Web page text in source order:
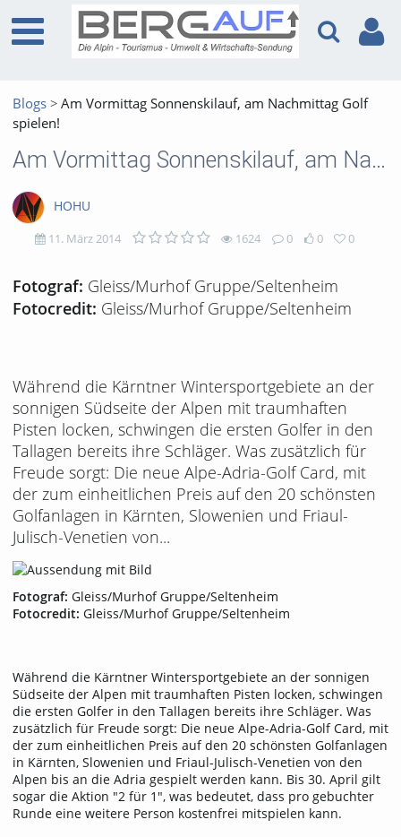
Blogs
Am Vormittag Sonnenskilauf, am Nachmittag Golf
spielen!
Am Vormittag Sonnenskilauf, am Nachmittag Golf spielen!
HOHU
11. März 2014 1624
1624
views
0
Kommentare
0
likes
0
favorites
Fotograf: Gleiss/Murhof Gruppe/Seltenheim
Fotocredit: Gleiss/Murhof Gruppe/Seltenheim
Während die Kärntner Wintersportgebiete an der
sonnigen Südseite der Alpen mit traumhaften
Pisten locken, schwingen die ersten Golfer in den
Tallagen bereits ihre Schläger. Was zusätzlich für
Freude sorgt: Die neue Alpe-Adria-Golf Card, mit
der zum einheitlichen Preis auf den 20 schönsten
Golfanlagen in Kärnten, Slowenien und Friaul-
Julisch-Venetien von...
Fotograf: Gleiss/Murhof Gruppe/Seltenheim
Fotocredit: Gleiss/Murhof Gruppe/Seltenheim
Während die Kärntner Wintersportgebiete an der sonnigen
Südseite der Alpen mit traumhaften Pisten locken, schwingen
die ersten Golfer in den Tallagen bereits ihre Schläger. Was
zusätzlich für Freude sorgt: Die neue Alpe-Adria-Golf Card, mit
der zum einheitlichen Preis auf den 20 schönsten Golfanlagen
in Kärnten, Slowenien und Friaul-Julisch-Venetien von den
Alpen bis an die Adria gespielt werden kann. Bis 30. April gilt
sogar die Aktion "2 für 1", was bedeutet, dass pro gebuchter
Runde eine weitere Person kostenfrei mitspielen kann.